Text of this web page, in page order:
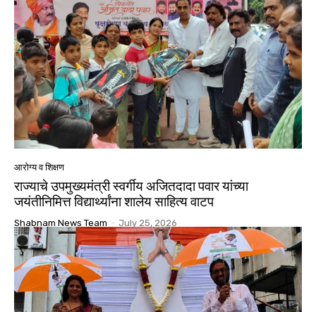
आरोग्य व शिक्षण
राज्याचे उपमुख्यमंत्री स्वर्गीय अजितदादा पवार यांच्या
जयंतीनिमित्त विद्यार्थ्यांना शालेय साहित्य वाटप
Shabnam News Team - July 25, 2026